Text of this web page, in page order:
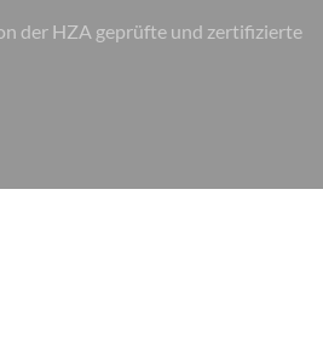
der HZA geprüfte und zertifizierte